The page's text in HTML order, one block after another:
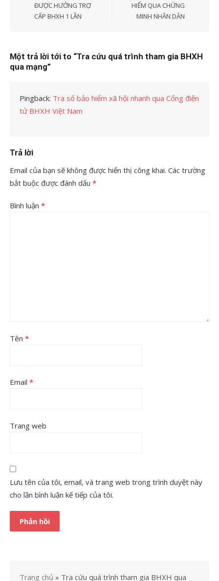
viết
ĐƯỢC HƯỞNG TRỢ
CẤP BHXH 1 LẦN
HIỂM QUA CHỨNG
MINH NHÂN DÂN
Một trả lời tới to “Tra cứu quá trình tham gia BHXH
qua mạng”
Pingback: Tra số bảo hiểm xã hội nhanh qua Cổng điện
tử BHXH Việt Nam
Trả lời
Email của bạn sẽ không được hiển thị công khai. Các trường
bắt buộc được đánh dấu *
Bình luận *
Tên *
Email *
Trang web
Lưu tên của tôi, email, và trang web trong trình duyệt này
cho lần bình luận kế tiếp của tôi.
Trang chủ » Tra cứu quá trình tham gia BHXH qua